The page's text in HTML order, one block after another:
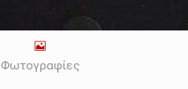
Φωτογραφίες